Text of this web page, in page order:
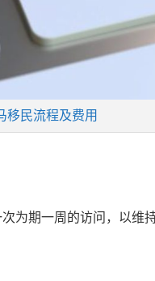
移民流程及费用
为期一周的访问，以维